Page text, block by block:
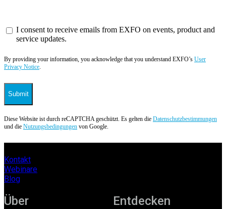
I consent to receive emails from EXFO on events, product and
service updates.
By providing your information, you acknowledge that you understand EXFO’s User
Privacy Notice.
Submit
Diese Website ist durch reCAPTCHA geschützt. Es gelten die Datenschutzbestimmungen
und die Nutzungsbedingungen von Google.
Kontakt
Webinare
Blog
Über Entdecken